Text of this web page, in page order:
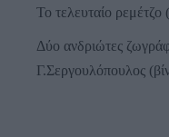
Το τελευταίο ρεμέτζο
Δύο ανδριώτες
Γ.Σεργουλόπουλος